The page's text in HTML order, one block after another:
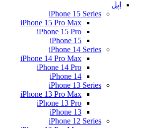
اپل
iPhone 15 Series
iPhone 15 Pro Max
iPhone 15 Pro
iPhone 15
iPhone 14 Series
iPhone 14 Pro Max
iPhone 14 Pro
iPhone 14
iPhone 13 Series
iPhone 13 Pro Max
iPhone 13 Pro
iPhone 13
iPhone 12 Series